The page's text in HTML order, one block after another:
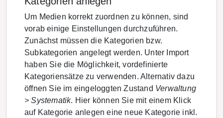
Um Medien korrekt zuordnen zu können, sind
vorab einige Einstellungen durchzuführen.
Zunächst müssen die Kategorien bzw.
Subkategorien angelegt werden. Unter Import
haben Sie die Möglichkeit, vordefinierte
Kategoriensätze zu verwenden. Alternativ dazu
öffnen Sie im eingeloggten Zustand Verwaltung
> Systematik. Hier können Sie mit einem Klick
auf Kategorie anlegen eine neue Kategorie inkl.